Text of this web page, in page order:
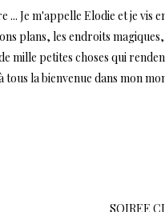
... Je m'appelle Elodie et je vis
plans, les endroits
mille petites choses qui
la bienvenue dans mon
SOIREE